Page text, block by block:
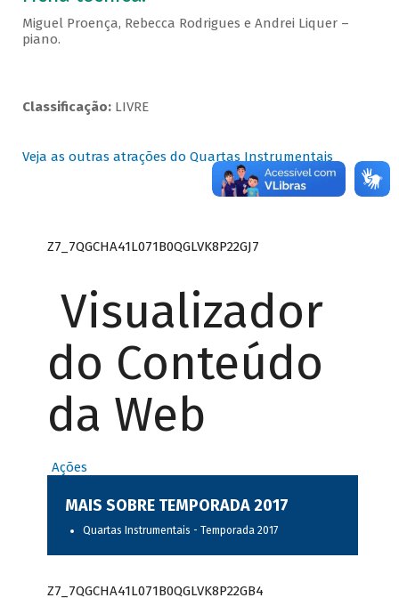
Miguel Proença, Rebecca Rodrigues e Andrei Liquer –
piano.
Classificação:LIVRE
Veja as outras atrações do Quartas Instrumentais
Z7_7QGCHA41L071B0QGLVK8P22GJ7
Visualizador
do Conteúdo
da Web
Ações
MAIS SOBRE TEMPORADA 2017
Quartas Instrumentais - Temporada 2017
Z7_7QGCHA41L071B0QGLVK8P22GB4